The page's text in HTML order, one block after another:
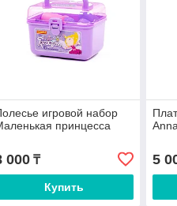
игровой набор
принцесса
000₸
Купить
5